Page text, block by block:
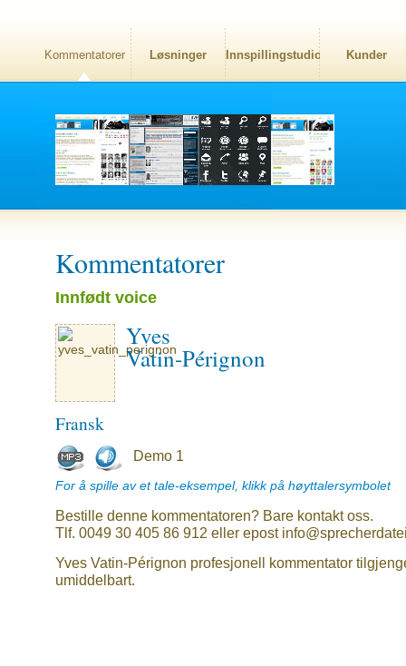
Kommentatorer Løsninger Innspillingstudio Kunder
Kommentatorer
Innfødt voice
Yves
Vatin-Pérignon
Fransk
Demo 1
For å spille av et tale-eksempel, klikk på høyttalersymbolet
Bestille denne kommentatoren? Bare kontakt oss.
Tlf. 0049 30 405 86 912 eller epost
Yves Vatin-Pérignon profesjonell kommentator
umiddelbart.